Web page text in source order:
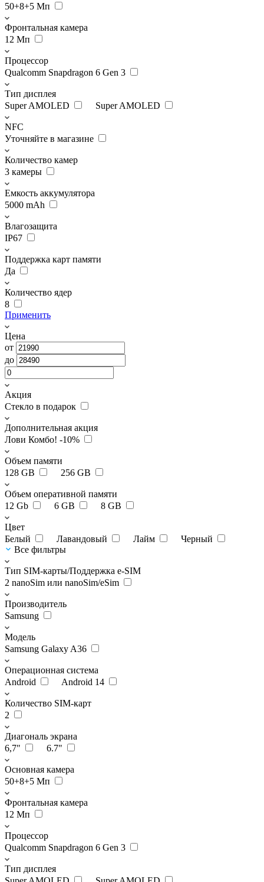
50+8+5 Мп
Фронтальная камера
12 Мп
Процессор
Qualcomm Snapdragon 6 Gen 3
Тип дисплея
Super AMOLED
Super AMOLED
NFC
Уточняйте в магазине
Количество камер
3 камеры
Емкость аккумулятора
5000 mAh
Влагозащита
IP67
Поддержка карт памяти
Да
Количество ядер
8
Применить
Цена
от
до
Акция
Стекло в подарок
Дополнительная акция
Лови Комбо! -10%
Объем памяти
128 GB
256 GB
Объем оперативной памяти
12 Gb
6 GB 8 GB
Цвет
Белый
Лавандовый Лайм
Черный
Все фильтры
Тип SIM-карты/Поддержка e-SIM
2 nanoSim или nanoSim/eSim
Производитель
Samsung
Модель
Samsung Galaxy A36
Операционная система
Android
Android 14
Количество SIM-карт
2
Диагональ экрана
6,7"
6.7"
Основная камера
50+8+5 Мп
Фронтальная камера
12 Мп
Процессор
Qualcomm Snapdragon 6 Gen 3
Тип дисплея